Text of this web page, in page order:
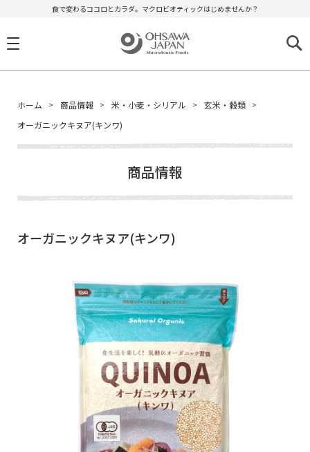
食で変わるココロとカラダ。マクロビオティックはじめませんか？
ホーム 商品情報 米・小麦・シリアル
玄米・穀類
オーガニックキヌア(キンワ)
商品情報
オーガニックキヌア(キンワ)